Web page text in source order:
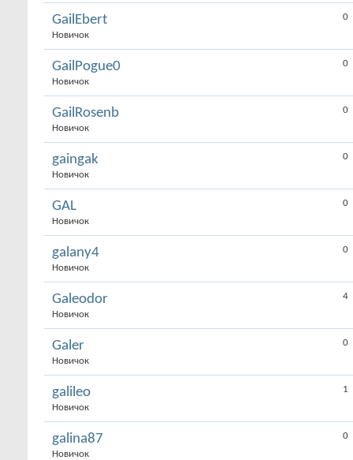
GailEbert
Новичок
0
GailPogue0
Новичок
0
GailRosenb
Новичок
0
gaingak
Новичок
0
GAL
Новичок
0
galany4
Новичок
0
Galeodor
Новичок
4
Galer
Новичок
0
galileo
Новичок
1
galina87
Новичок
0